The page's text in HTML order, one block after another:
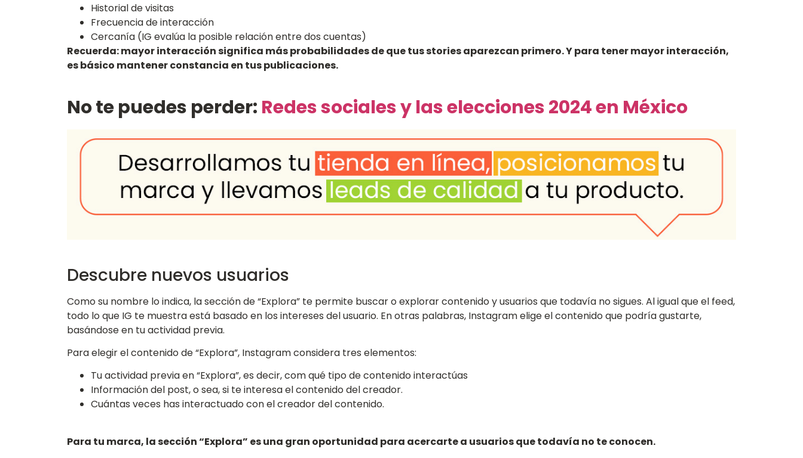
Historial de visitas
Frecuencia de interacción
Cercanía (IG evalúa la posible relación entre dos cuentas)
Recuerda: mayor interacción significa más probabilidades de que tus stories aparezcan primero. Y para tener mayor interacción,
es básico mantener constancia en tus publicaciones.
No te puedes perder: Redes sociales y las elecciones 2024 en México
Descubre nuevos usuarios
Como su nombre lo indica, la sección de “Explora” te permite buscar o explorar contenido y usuarios que todavía no sigues. Al igual que el feed,
todo lo que IG te muestra está basado en los intereses del usuario. En otras palabras, Instagram elige el contenido que podría gustarte,
basándose en tu actividad previa.
Para elegir el contenido de “Explora”, Instagram considera tres elementos:
Tu actividad previa en “Explora”, es decir, com qué tipo de contenido interactúas
Información del post, o sea, si te interesa el contenido del creador.
Cuántas veces has interactuado con el creador del contenido.
Para tu marca, la sección “Explora” es una gran oportunidad para acercarte a usuarios que todavía no te conocen.